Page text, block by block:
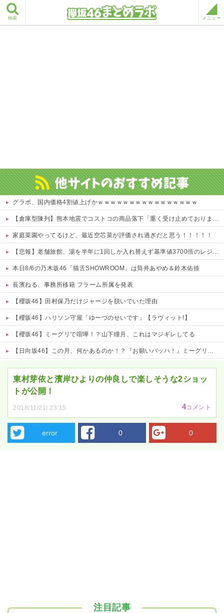
検索 メニュー
グラボ、国内価格4割値上げかｗｗｗｗｗｗｗｗｗｗｗｗｗｗｗｗ
【倉庫型陳列】熊本地震でコストコの商品落下「重く受け止めております」地震大国で「高積み陳列」が心配...IKEAにも聞いた
家庭菜園やってるけど、最近空芯菜が評価され過ぎだと思う！！！！！
【悲報】老舗旅館、湯を半年に1回しか入れ替えず基準値3700倍のレジオネラ菌増殖…その理由がこれｗｗｗｗ 他
本日8/6の乃木坂46「猫舌SHOWROOM」は筒井あやめ＆鈴木佑捺
長濱ねる、事務所移籍 フラーム所属を発表
【櫻坂46】田村保乃だけジャージを脱いでいた理由
【櫻坂46】ハリソン守屋「ゆーづのせいです」【ラヴィット!】
【櫻坂46】ミーグリで喧嘩！？山下瞳月、これはマジギレしてる
【日向坂46】この月、何かあるのか！？『お願いバッハ！』ミーグリ日程がこちら
東村芽依と濱岸ひよりの仲良しで楽しそうな2ショッ
トが公開！
2018/11/21/ 23:15 4コメント
error 0 0
注目記事